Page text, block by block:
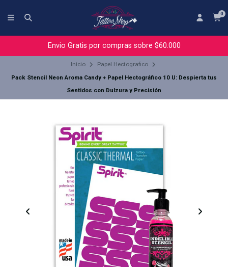
0
Envio Gratis por compras sobre $60.000
Inicio
Papel Hectografico
Pack Stencil Neon Aroma Candy + Papel Hectográfico 10 U: Despierta tus
Sentidos con Dulzura y Precisión